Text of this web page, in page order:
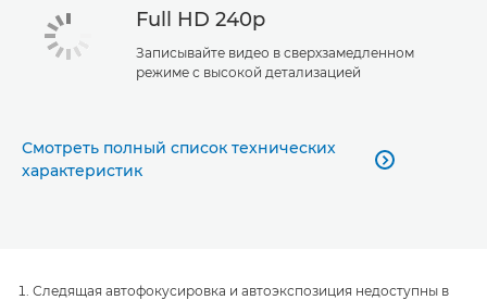
Full HD 240p
Записывайте видео в сверхзамедленном
режиме с высокой детализацией
Смотреть полный список технических
характеристик

Следящая автофокусировка и автоэкспозиция недоступны в